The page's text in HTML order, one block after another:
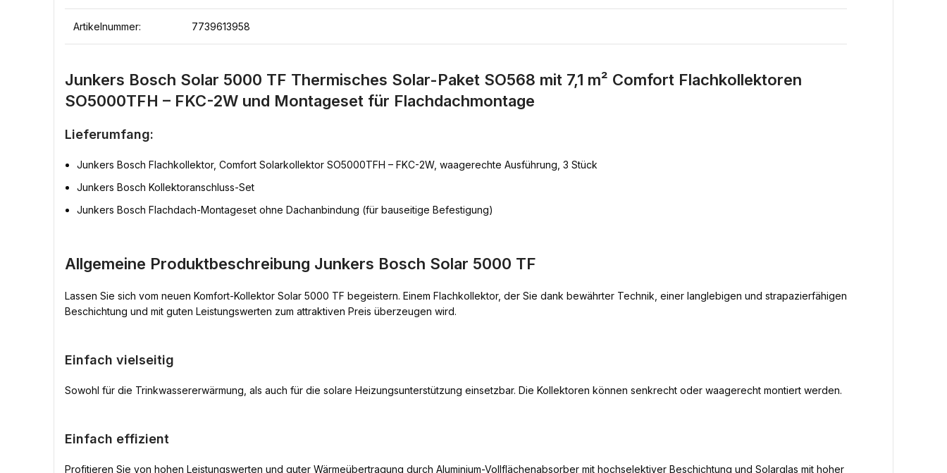
Artikelnummer: 7739613958
Junkers Bosch Solar 5000 TF Thermisches Solar-Paket SO568 mit 7,1 m² Comfort Flachkollektoren
SO5000TFH – FKC-2W und Montageset für Flachdachmontage
Lieferumfang:
Junkers Bosch Flachkollektor, Comfort Solarkollektor SO5000TFH – FKC-2W, waagerechte Ausführung, 3 Stück
Junkers Bosch Kollektoranschluss-Set
Junkers Bosch Flachdach-Montageset ohne Dachanbindung (für bauseitige Befestigung)
Allgemeine Produktbeschreibung Junkers Bosch Solar 5000 TF
Lassen Sie sich vom neuen Komfort-Kollektor Solar 5000 TF begeistern. Einem Flachkollektor, der Sie dank bewährter Technik, einer langlebigen und strapazierfähigen
Beschichtung und mit guten Leistungswerten zum attraktiven Preis überzeugen wird.
Einfach vielseitig
Sowohl für die Trinkwassererwärmung, als auch für die solare Heizungsunterstützung einsetzbar. Die Kollektoren können senkrecht oder waagerecht montiert werden.
Einfach effizient
Profitieren Sie von hohen Leistungswerten und guter Wärmeübertragung durch Aluminium-Vollflächenabsorber mit hochselektiver Beschichtung und Solarglas mit hoher